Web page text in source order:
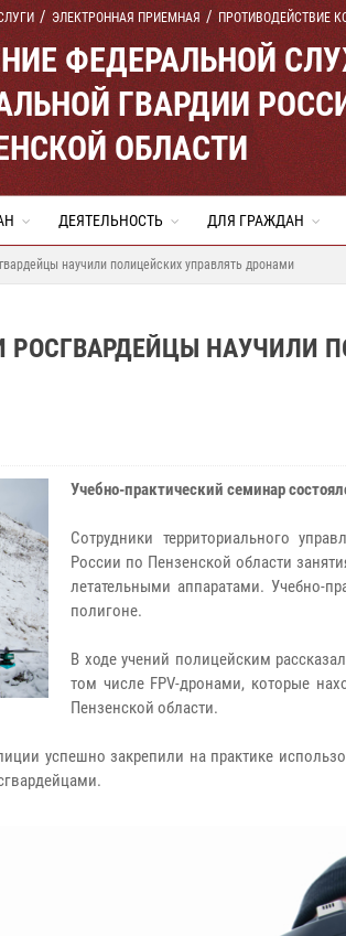
ЭЛЕКТРОННАЯ ПРИЕМНАЯ ПРОТИВОДЕЙСТВИЕ
ФЕДЕРАЛЬНОЙ
ГВАРДИИ
ОБЛАСТИ
ДЕЯТЕЛЬНОСТЬ ДЛЯ ГРАЖДАН
научили полицейских управлять дронами
РОСГВАРДЕЙЦЫ НАУЧИЛИ
Учебно-практический семинар
Сотрудники территориального
России по Пензенской области
летательными аппаратами. Учебно-
полигоне.
В ходе учений полицейским
том числе FPV-дронами, которые
Пензенской области.
успешно закрепили на практике